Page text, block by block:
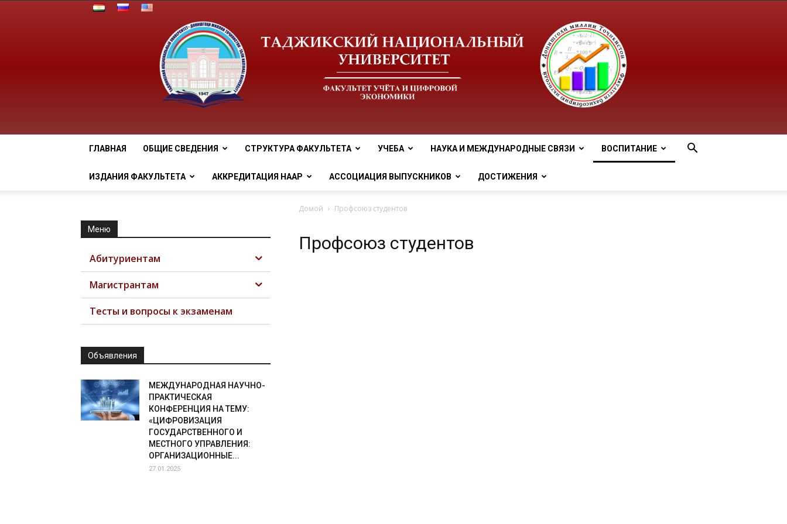
tnu
ГЛАВНАЯ ОБЩИЕ СВЕДЕНИЯ СТРУКТУРА ФАКУЛЬТЕТА УЧЕБА НАУКА И МЕЖДУНАРОДНЫЕ СВЯЗИ ВОСПИТАНИЕ
ИЗДАНИЯ ФАКУЛЬТЕТА АККРЕДИТАЦИЯ НААР АССОЦИАЦИЯ ВЫПУСКНИКОВ ДОСТИЖЕНИЯ
Домой Профсоюз студентов
Профсоюз студентов
Меню
Абитуриентам
Магистрантам
Тесты и вопросы к экзаменам
Объявления
МЕЖДУНАРОДНАЯ НАУЧНО-
ПРАКТИЧЕСКАЯ
КОНФЕРЕНЦИЯ НА ТЕМУ:
«ЦИФРОВИЗАЦИЯ
ГОСУДАРСТВЕННОГО И
МЕСТНОГО УПРАВЛЕНИЯ:
ОРГАНИЗАЦИОННЫЕ...
27.01.2025